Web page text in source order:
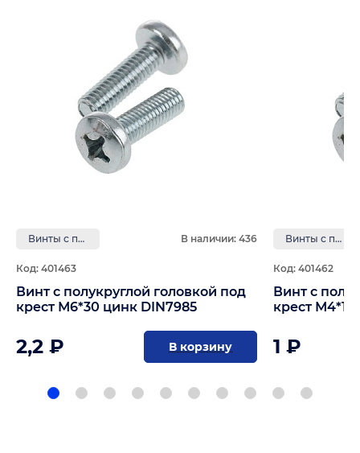
Винты с полукруглой головкой под крест В наличии: 436
Код: 401463
Винт с полукруглой головкой под
крест М6*30 цинк DIN7985
2,2 ₽ В корзину
Винты с полукруглой головкой под крест
Код: 401462
Винт с
крест М4*10
1 ₽